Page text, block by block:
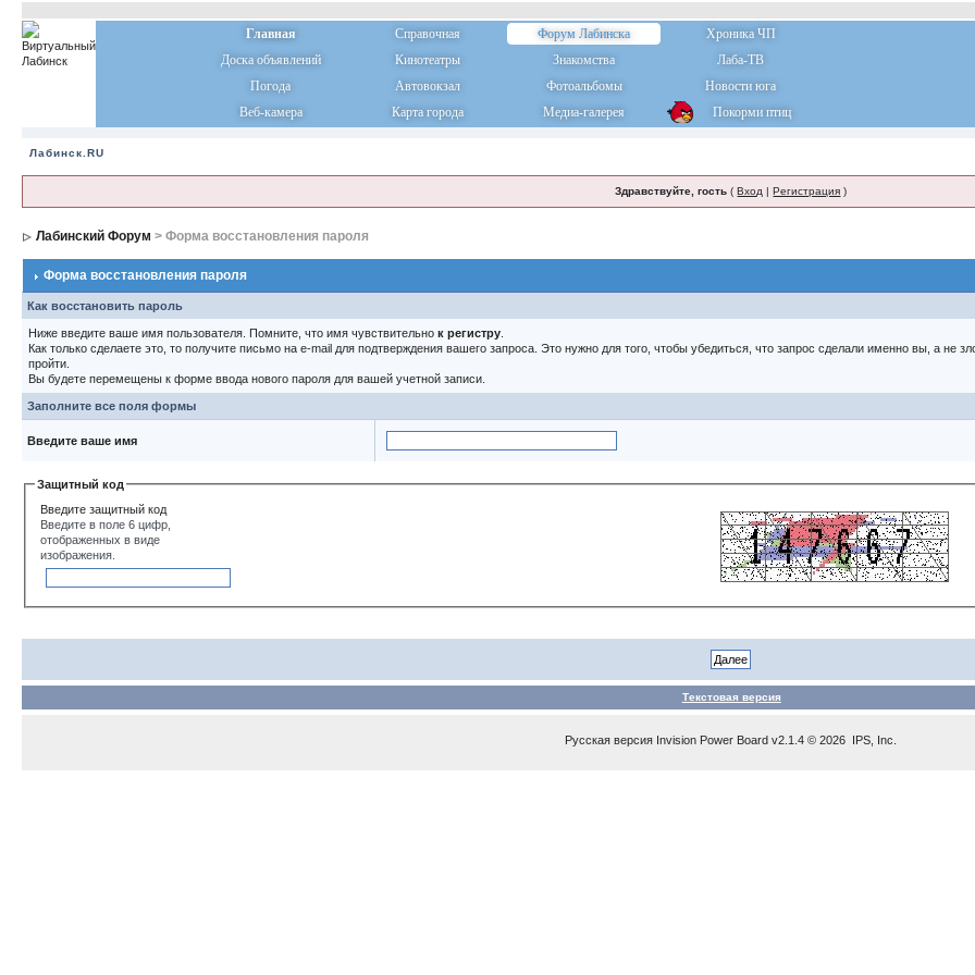
Главная Справочная Форум Лабинска
Хроника ЧП
Доска объявлений
Кинотеатры Знакомства
Лаба-ТВ
Погода
Автовокзал Фотоальбомы
Новости юга
Веб-камера
Карта города Медиа-галерея Покорми птиц
Лабинск.RU
Здравствуйте, гость (Вход |Регистрация )
Лабинский Форум > Форма восстановления пароля
Форма восстановления пароля
Как восстановить пароль
Ниже введите ваше имя пользователя. Помните, что имя чувствительнок регистру
Как только сделаете это, то получите письмо на e-mail для подтверждения вашего запроса. Это нужно для того, чтобы убедиться, что запрос сделали именно вы, а
пройти.
Вы будете перемещены к форме ввода нового пароля для вашей учетной записи.
Заполните все поля формы
Введите ваше имя
Защитный код
Введите защитный код
Введите в поле 6 цифр,
отображенных в виде
изображения.
Текстовая версия
Русская версия Invision Power Board v2.1.4 © 2026 IPS, Inc.